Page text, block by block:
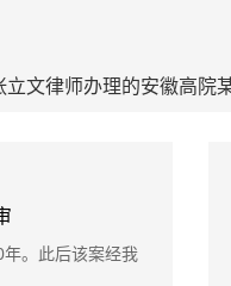
。此后该案经我